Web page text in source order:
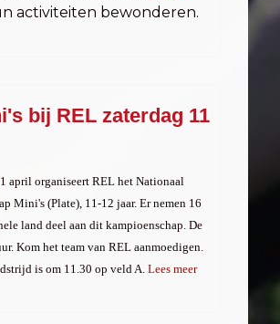
activiteiten bewonderen.
bij REL zaterdag 11
april organiseert REL het Nationaal
Mini's (Plate), 11-12 jaar. Er nemen 16
land deel aan dit kampioenschap. De
Kom het team van REL aanmoedigen.
is om 11.30 op veld A. Lees meer